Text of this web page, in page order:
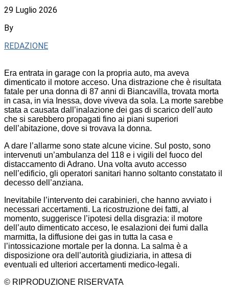
29 Luglio 2026
By
REDAZIONE
Era entrata in garage con la propria auto, ma aveva
dimenticato il motore acceso. Una distrazione che è risultata
fatale per una donna di 87 anni di Biancavilla, trovata morta
in casa, in via Inessa, dove viveva da sola. La morte sarebbe
stata a causata dall’inalazione dei gas di scarico dell’auto
che si sarebbero propagati fino ai piani superiori
dell’abitazione, dove si trovava la donna.
A dare l’allarme sono state alcune vicine. Sul posto, sono
intervenuti un’ambulanza del 118 e i vigili del fuoco del
distaccamento di Adrano. Una volta avuto accesso
nell’edificio, gli operatori sanitari hanno soltanto constatato il
decesso dell’anziana.
Inevitabile l’intervento dei carabinieri, che hanno avviato i
necessari accertamenti. La ricostruzione dei fatti, al
momento, suggerisce l’ipotesi della disgrazia: il motore
dell’auto dimenticato acceso, le esalazioni dei fumi dalla
marmitta, la diffusione dei gas in tutta la casa e
l’intossicazione mortale per la donna. La salma è a
disposizione ora dell’autorità giudiziaria, in attesa di
eventuali ed ulteriori accertamenti medico-legali.
© RIPRODUZIONE RISERVATA